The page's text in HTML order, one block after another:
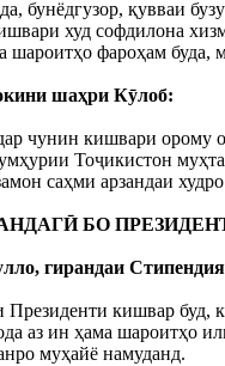
бунёдгузор, қувваи
худ софдилона
шароитҳо фароҳам буда,
шаҳри Кӯлоб:
чунин кишвари орому
Тоҷикистон
саҳми арзандаи
БО
гирандаи
Президенти кишвар буд,
аз ин ҳама шароитҳо
муҳайё намуданд.